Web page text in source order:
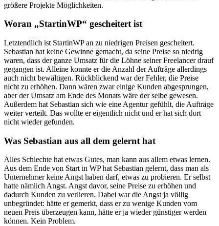
größere Projekte Möglichkeiten.
Woran „StartinWP“ gescheitert ist
Letztendlich ist StartinWP an zu niedrigen Preisen gescheitert.
Sebastian hat keine Gewinne gemacht, da seine Preise so niedrig
waren, dass der ganze Umsatz für die Löhne seiner Freelancer drauf
gegangen ist. Alleine konnte er die Anzahl der Aufträge allerdings
auch nicht bewältigen. Rückblickend war der Fehler, die Preise
nicht zu erhöhen. Dann wären zwar einige Kunden abgesprungen,
aber der Umsatz am Ende des Monats wäre der selbe gewesen.
Außerdem hat Sebastian sich wie eine Agentur gefühlt, die Aufträge
weiter verteilt. Das wollte er eigentlich nicht und er hat sich dort
nicht wieder gefunden.
Was Sebastian aus all dem gelernt hat
Alles Schlechte hat etwas Gutes, man kann aus allem etwas lernen.
Aus dem Ende von Start in WP hat Sebastian gelernt, dass man als
Unternehmer keine Angst haben darf, etwas zu probieren. Er selbst
hatte nämlich Angst. Angst davor, seine Preise zu erhöhen und
dadurch Kunden zu verlieren. Dabei war die Angst ja völlig
unbegründet: hätte er gemerkt, dass er zu wenige Kunden vom
neuen Preis überzeugen kann, hätte er ja wieder günstiger werden
können. Kein Problem.